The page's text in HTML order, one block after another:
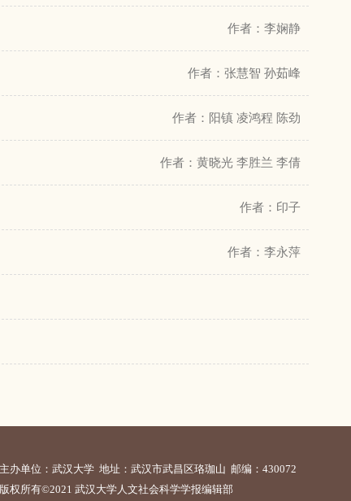
作者：李娴静
作者：张慧智 孙茹峰
作者：阳镇 凌鸿程 陈劲
作者：黄晓光 李胜兰 李倩
作者：印子
作者：李永萍
主办单位：武汉大学 地址：武汉市武昌区珞珈山 邮编：430072
版权所有©2021 武汉大学人文社会科学学报编辑部